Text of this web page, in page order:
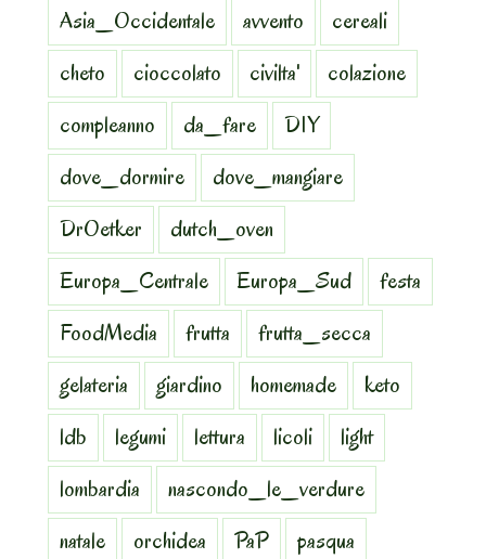
Asia_Occidentale
avvento
cereali
cheto
cioccolato civilta'
colazione
compleanno
da_fare
DIY
dove_dormire
dove_mangiare
DrOetker
dutch_oven
Europa_Centrale
Europa_Sud
festa
FoodMedia
frutta
frutta_secca
gelateria
giardino homemade
keto
ldb
legumi lettura licoli
light
lombardia
nascondo_le_verdure
natale
orchidea PaP
pasqua